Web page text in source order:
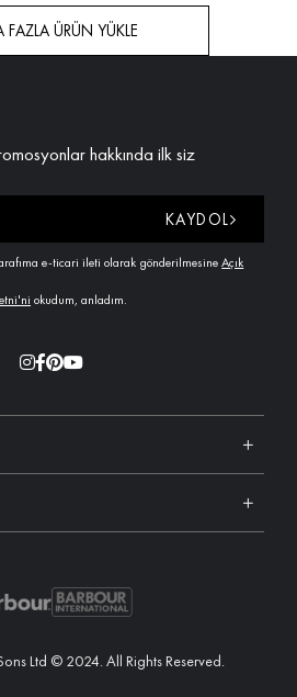
FAZLA ÜRÜN YÜKLE
hakkında ilk siz
KAYDOL
e-ticari ileti olarak gönderilmesineAçık
okudum, anladım.
Ltd © 2024. All Rights Reserved.